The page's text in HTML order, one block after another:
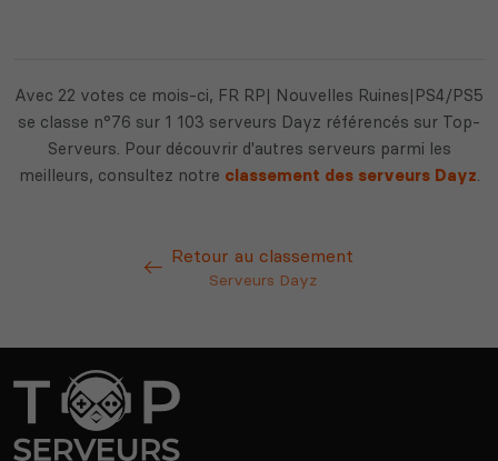
Avec 22 votes ce mois-ci, FR RP| Nouvelles Ruines|PS4/PS5
se classe n°76 sur 1 103 serveurs Dayz référencés sur Top-
Serveurs. Pour découvrir d'autres serveurs parmi les
meilleurs, consultez notre classement des serveurs Dayz
Retour au classement
Serveurs Dayz